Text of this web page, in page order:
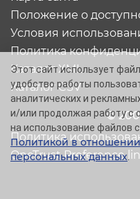
©
Положение о
Условия
Политика
Каталог XML
Каталог CSV
Политика
OneTrust Preference
Этот сайт использует
удобство работы
аналитических и
и/или продолжая работу с
на использование файлов
Политикой в
персональных данных.